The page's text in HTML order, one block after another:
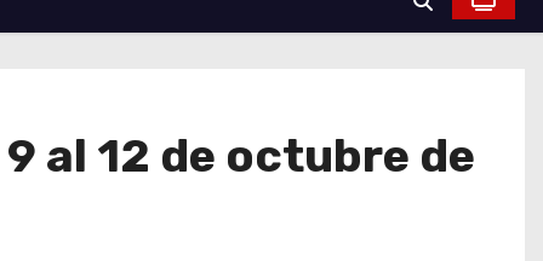
al 12 de octubre de